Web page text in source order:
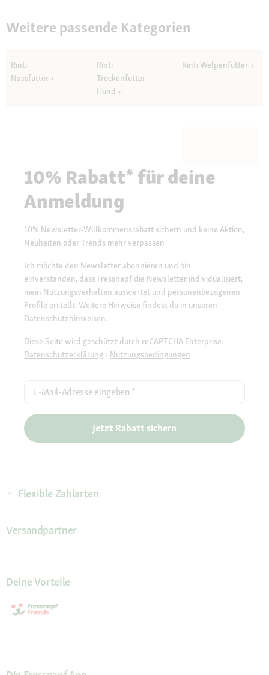
Weitere passende Kategorien
Rinti
Nassfutter
Rinti
Trockenfutter
Hund
Rinti Welpenfutter
10% Rabatt* für deine
Anmeldung
10% Newsletter-Willkommensrabatt sichern und keine Aktion,
Neuheiten oder Trends mehr verpassen
Ich möchte den Newsletter abonnieren und bin
einverstanden, dass Fressnapf die Newsletter individualisiert,
mein Nutzungsverhalten auswertet und personenbezogenen
Profile erstellt. Weitere Hinweise findest du in unseren
Datenschutzhinweisen.
Diese Seite wird geschützt durch reCAPTCHA Enterprise.
Datenschutzerklärung - Nutzungsbedingungen
E-Mail-Adresse eingeben *
Jetzt Rabatt sichern
Flexible Zahlarten
Versandpartner
Deine Vorteile